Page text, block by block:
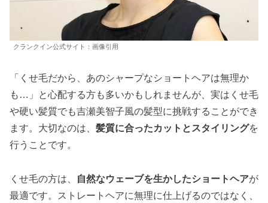
クランクイン公式サイト：画像引用
「くせ毛だから、あのシャープなショートヘアは無理か
も…」と心配する方も多いかもしれませんが、実はくせ毛
や硬い髪質でも吉瀬美智子風の髪型に挑戦することができ
ます。大切なのは、 髪質に合ったカットとスタイリングを
行うことです。
くせ毛の方は、 自然なウェーブを生かしたショートヘアが
最適です。ストレートヘアに無理に仕上げるのではなく、